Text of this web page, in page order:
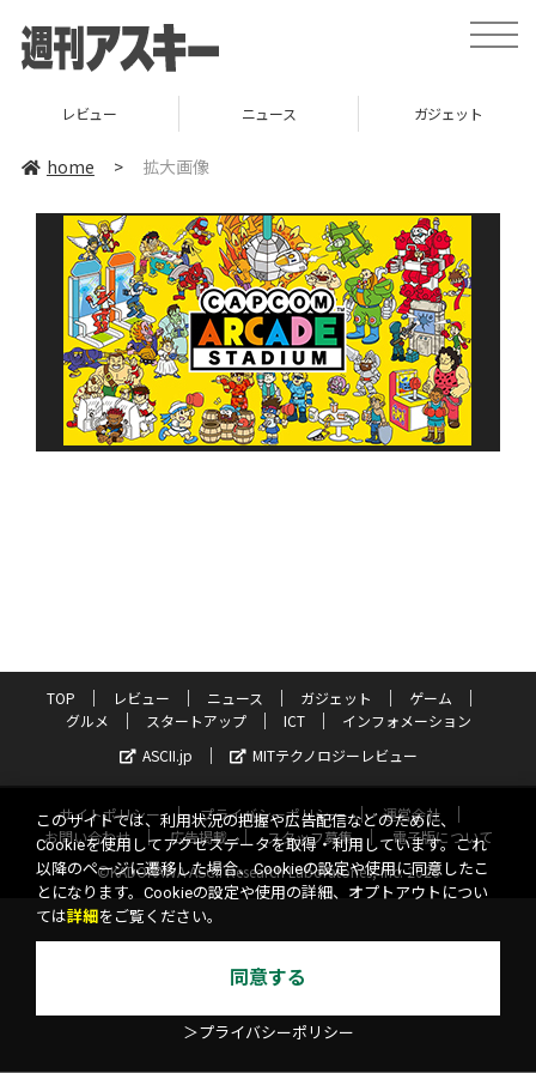
toggle
レビュー ニュース ガジェット
home > 拡大画像
TOP レビュー ニュース ガジェット
ゲーム
グルメ
スタートアップ ICT
インフォメーション
ASCII.jp
MITテクノロジーレビュー
サイトポリシー プライバシーポリシー
運営会社
お問い合わせ
広告掲載 スタッフ募集
電子版について
©KADOKAWA ASCII Research Laboratories, Inc. 2026
このサイトでは、利用状況の把握や広告配信などのために、
Cookieを使用してアクセスデータを取得・利用しています。これ
以降のページに遷移した場合、Cookieの設定や使用に同意したこ
とになります。Cookieの設定や使用の詳細、オプトアウトについ
ては詳細 をご覧ください。
同意する
＞プライバシーポリシー